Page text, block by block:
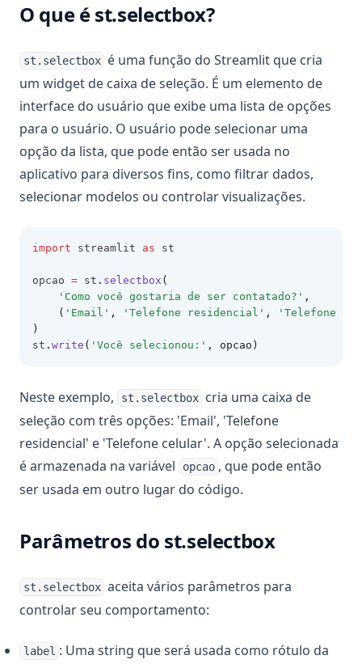
O que é st.selectbox?
st.selectbox é uma função do Streamlit que cria
um widget de caixa de seleção. É um elemento de
interface do usuário que exibe uma lista de opções
para o usuário. O usuário pode selecionar uma
opção da lista, que pode então ser usada no
aplicativo para diversos fins, como filtrar dados,
selecionar modelos ou controlar visualizações.
import streamlit as st
opcao = st . selectbox (
'Como você gostaria de ser contatado?' ,
    (
'Email' , 'Telefone residencial' ,
'Telefone
)
st . write ( 'Você selecionou:' , opcao)
Neste exemplo, st.selectbox cria uma caixa de
seleção com três opções: 'Email', 'Telefone
residencial' e 'Telefone celular'. A opção selecionada
é armazenada na variável
opcao , que pode então
ser usada em outro lugar do código.
Parâmetros do st.selectbox
st.selectbox aceita vários parâmetros para
controlar seu comportamento:
label : Uma string que será usada como rótulo da